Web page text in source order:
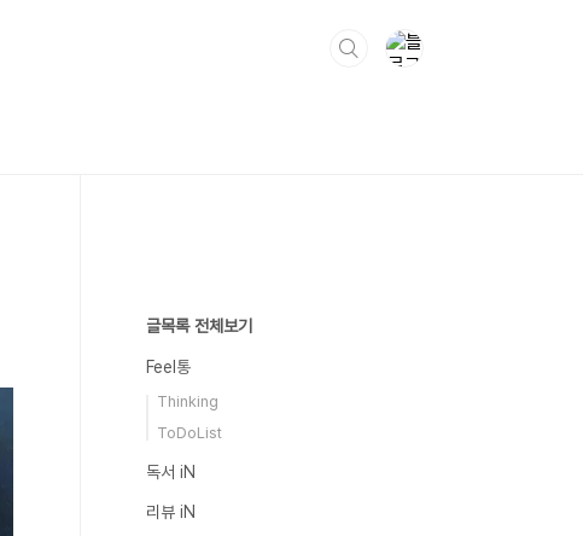
글목록 전체보기
Feel통
Thinking
ToDoList
독서 iN
리뷰 iN